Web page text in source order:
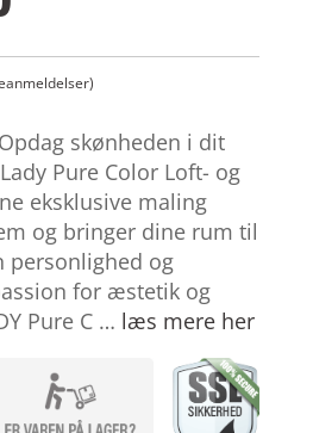
skønheden i dit
Pure Color Loft- og
eksklusive maling
og bringer dine rum til
personlighed og
for æstetik og
Pure C … læs mere her